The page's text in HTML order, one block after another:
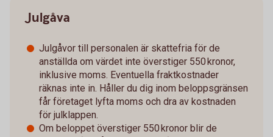
Julgåva
Julgåvor till personalen är skattefria för de
anställda om värdet inte överstiger 550 kronor,
inklusive moms. Eventuella fraktkostnader
räknas inte in. Håller du dig inom beloppsgränsen
får företaget lyfta moms och dra av kostnaden
för julklappen.
Om beloppet överstiger 550 kronor blir de